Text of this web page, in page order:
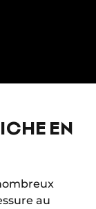
EN
au